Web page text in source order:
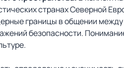
странах Северной
границы в общении
безопасности.